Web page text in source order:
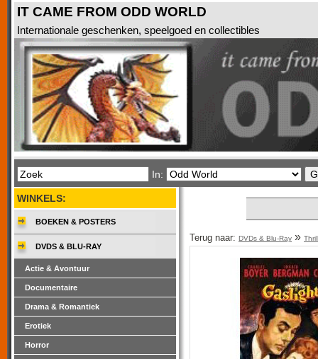
IT CAME FROM ODD WORLD
Internationale geschenken, speelgoed en collectibles
In:
Terug naar: DVDs & Blu-Ray »
WINKELS:
BOEKEN & POSTERS
DVDS & BLU-RAY
Actie & Avontuur
Documentaire
Drama & Romantiek
Erotiek
Horror